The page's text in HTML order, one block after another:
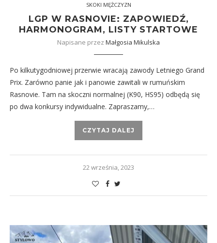
SKOKI MĘŻCZYZN
LGP W RASNOVIE: ZAPOWIEDŹ,
HARMONOGRAM, LISTY STARTOWE
Napisane przez Małgosia Mikulska
Po kilkutygodniowej przerwie wracają zawody Letniego Grand
Prix. Zarówno panie jak i panowie zawitali w rumuńskim
Rasnovie. Tam na skoczni normalnej (K90, HS95) odbędą się
po dwa konkursy indywidualne. Zapraszamy,…
CZYTAJ DALEJ
22 września, 2023